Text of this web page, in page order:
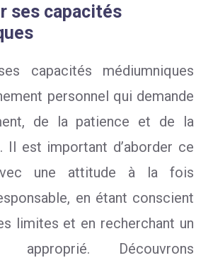
ses capacités
capacités médiumniques
personnel qui demande
de la patience et de la
Il est important d’aborder ce
une attitude à la fois
en étant conscient
limites et en recherchant un
approprié. Découvrons